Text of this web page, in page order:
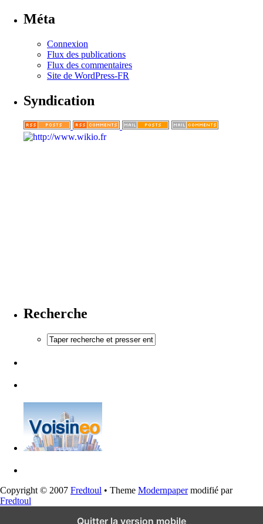
Méta
Connexion
Flux des publications
Flux des commentaires
Site de WordPress-FR
Syndication
Recherche
Copyright © 2007 Fredtoul • Theme Modernpapermodifié par
Fredtoul
Quitter la version mobile